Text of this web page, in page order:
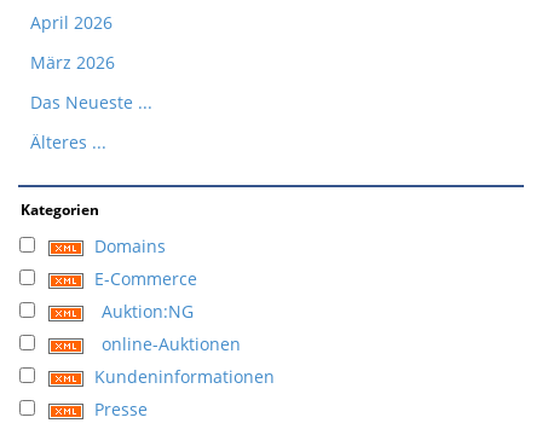
April 2026
März 2026
Das Neueste ...
Älteres ...
Kategorien
Domains
E-Commerce
Auktion:NG
online-Auktionen
Kundeninformationen
Presse